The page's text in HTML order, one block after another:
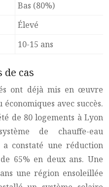
Bas (80%)
Élevé
10-15 ans
de cas
ont déjà mis en œuvre
avec succès.
de 80 logements à Lyon
de chauffe-eau
constaté une réduction
65% en deux ans. Une
une région ensoleillée